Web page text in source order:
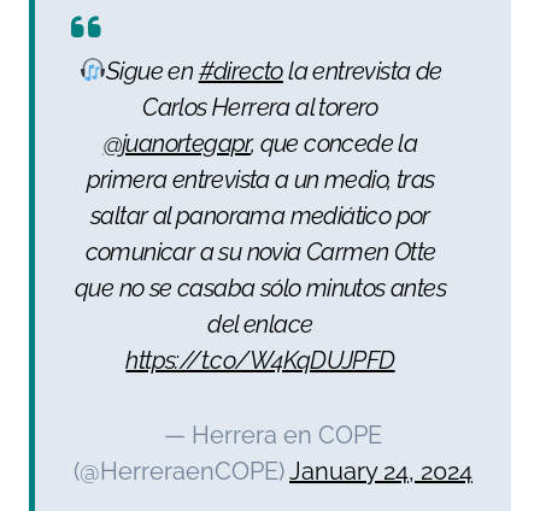
Sigue en #directola entrevista de
Carlos Herrera al torero
@juanortegapr, que concede la
primera entrevista a un medio, tras
saltar al panorama mediático por
comunicar a su novia Carmen Otte
que no se casaba sólo minutos antes
del enlace
https://t.co/W4KqDUJPFD
— Herrera en COPE
(@HerreraenCOPE)January 24, 2024